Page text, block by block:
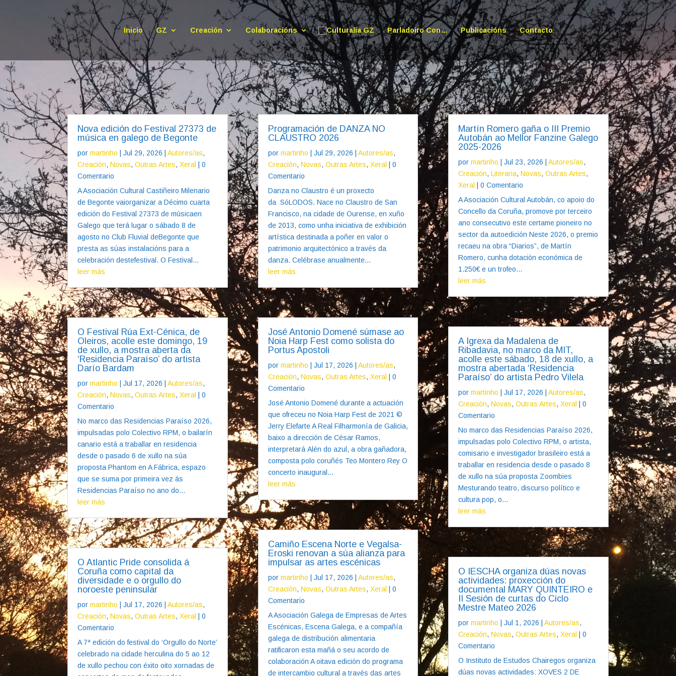
Inicio GZ Creación Colaboracións Parladoiro Con… Publicacións Contacto
Nova edición do Festival 27373 de
música en galego de Begonte
pormartinho |Jul 29, 2026 |Autores/as,
Creación,Novas,Outras Artes,Xeral
| 0
Comentario
A Asociación Cultural Castiñeiro Milenario
de Begonte vaiorganizar a Décimo cuarta
edición do Festival 27373 de músicaen
Galego que terá lugar o sábado 8 de
agosto no Club Fluvial deBegonte que
presta as súas instalacións para a
celebración destefestival. O Festival...
leer más
O Festival Rúa Ext-Cénica, de
Oleiros, acolle este domingo, 19
de xullo, a mostra aberta da
‘Residencia Paraíso’ do artista
Darío Bardam
pormartinho |Jul 17, 2026 |Autores/as,
Creación,Novas,Outras Artes,Xeral
| 0
Comentario
No marco das Residencias Paraíso 2026,
impulsadas polo Colectivo RPM, o bailarín
canario está a traballar en residencia
desde o pasado 6 de xullo na súa
proposta Phantom en A Fábrica, espazo
que se suma por primeira vez ás
Residencias Paraíso no ano do...
leer más
O Atlantic Pride consolida á
Coruña como capital da
diversidade e o orgullo do
noroeste peninsular
pormartinho |Jul 17, 2026 |Autores/as,
Creación,Novas,Outras Artes,Xeral
| 0
Comentario
A 7ª edición do festival do ‘Orgullo do Norte’
celebrado na cidade herculina do 5 ao 12
de xullo pechou con éxito oito xornadas de
Programación de DANZA NO
CLAUSTRO 2026
por martinho Jul 29, 2026 Autores/as,
Creación, Novas, Outras Artes, Xeral
| 0
Comentario
Danza no Claustro é un proxecto
da SóLODOS. Nace no Claustro de San
Francisco, na cidade de Ourense, en xuño
de 2013, como unha iniciativa de exhibición
artística destinada a poñer en valor o
patrimonio arquitectónico a través da
danza. Celébrase anualmente...
leer más
José Antonio Domené súmase ao
Noia Harp Fest como solista do
Portus Apostoli
por martinho Jul 17, 2026 Autores/as,
Creación, Novas, Outras Artes, Xeral
| 0
Comentario
José Antonio Domené durante a actuación
que ofreceu no Noia Harp Fest de 2021 ©
Jerry Elefarte A Real Filharmonía de Galicia,
baixo a dirección de César Ramos,
interpretará Alén do azul, a obra gañadora,
composta polo coruñés Teo Montero Rey O
concerto inaugural...
leer más
Camiño Escena Norte e Vegalsa-
Eroski renovan a súa alianza para
impulsar as artes escénicas
por martinho Jul 17, 2026 Autores/as,
Creación, Novas, Outras Artes, Xeral
| 0
Comentario
A Asociación Galega de Empresas de Artes
Escénicas, Escena Galega, e a compañía
galega de distribución alimentaria
ratificaron esta mañá o seu acordo de
colaboración A oitava edición do programa
de intercambio cultural a través das artes
Martín Romero gaña o III Premio
Autobán ao Mellor Fanzine Galego
2025-2026
por martinho Jul 23, 2026 Autores/as,
Creación, Literaria, Novas, Outras Artes,
Xeral
| 0 Comentario
A Asociación Cultural Autobán, co apoio do
Concello da Coruña, promove por terceiro
ano consecutivo este certame pioneiro no
sector da autoedición Neste 2026, o premio
recaeu na obra “Diarios”, de Martín
Romero, cunha dotación económica de
1.250€ e un trofeo...
leer más
A Igrexa da Madalena de
Ribadavia, no marco da MIT,
acolle este sábado, 18 de xullo, a
mostra abertada ‘Residencia
Paraíso’ do artista Pedro Vilela
por martinho Jul 17, 2026 Autores/as,
Creación, Novas, Outras Artes, Xeral
| 0
Comentario
No marco das Residencias Paraíso 2026,
impulsadas polo Colectivo RPM, o artista,
comisario e investigador brasileiro está a
traballar en residencia desde o pasado 8
de xullo na súa proposta Zoombies
Mesturando teatro, discurso político e
cultura pop, o...
leer más
O IESCHA organiza dúas novas
actividades: proxección do
documental MARY QUINTEIRO e
II Sesión de curtas do Ciclo
Mestre Mateo 2026
por martinho Jul 1, 2026 Autores/as,
Creación, Novas, Outras Artes, Xeral
| 0
Comentario
O Instituto de Estudos Chairegos organiza
dúas novas actividades: XOVES 2 DE